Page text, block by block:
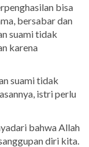
bisa
bersabar dan
suami tidak
karena
suami tidak
istri perlu
bahwa Allah
diri kita.